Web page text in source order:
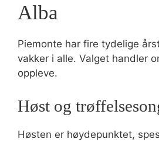
Alba
Piemonte har fire tydelige
vakker i alle. Valget handler
oppleve.
Høst og
Høsten er høydepunktet,